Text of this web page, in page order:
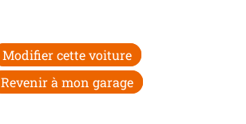
Modifier cette voiture
Revenir à mon garage